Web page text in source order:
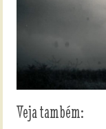
Veja também: